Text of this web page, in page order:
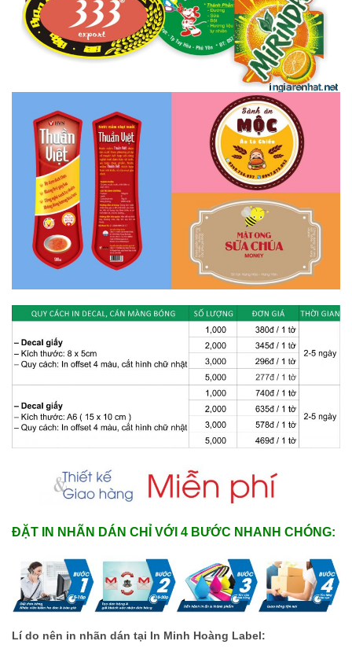
ĐẶT IN NHÃN DÁN CHỈ VỚI 4 BƯỚC NHANH CHÓNG:
Lí do nên in nhãn dán tại In Minh Hoàng Label: